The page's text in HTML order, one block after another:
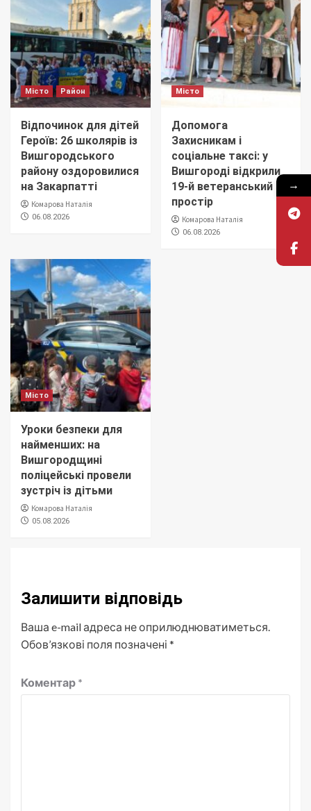
Місто Район
Відпочинок для дітей
Героїв: 26 школярів із
Вишгородського
району оздоровилися
на Закарпатті
Комарова Наталія
06.08.2026
Місто
Допомога
Захисникам і
соціальне таксі: у
Вишгороді відкрили
19-й ветеранський
простір
Комарова Наталія
06.08.2026
Місто
Уроки безпеки для
найменших: на
Вишгородщині
поліцейські провели
зустріч із дітьми
Комарова Наталія
05.08.2026
Залишити відповідь
Ваша e-mail адреса не оприлюднюватиметься.
Обов’язкові поля позначені *
Коментар *
→